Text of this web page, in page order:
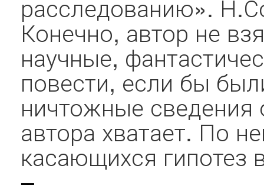
расследованию».
Конечно, автор не
научные,
повести, если бы
ничтожные сведения
автора хватает. По
касающихся гипотез